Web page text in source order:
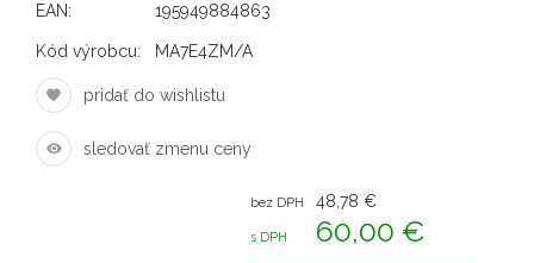
EAN: 195949884863
Kód výrobcu: MA7E4ZM/A
pridať do wishlistu
sledovať zmenu ceny
bez DPH 48,78 €
s DPH 60,00 €